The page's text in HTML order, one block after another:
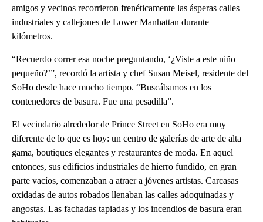
amigos y vecinos recorrieron frenéticamente las ásperas calles
industriales y callejones de Lower Manhattan durante
kilómetros.
“Recuerdo correr esa noche preguntando, ‘¿Viste a este niño
pequeño?’”, recordó la artista y chef Susan Meisel, residente del
SoHo desde hace mucho tiempo. “Buscábamos en los
contenedores de basura. Fue una pesadilla”.
El vecindario alrededor de Prince Street en SoHo era muy
diferente de lo que es hoy: un centro de galerías de arte de alta
gama, boutiques elegantes y restaurantes de moda. En aquel
entonces, sus edificios industriales de hierro fundido, en gran
parte vacíos, comenzaban a atraer a jóvenes artistas. Carcasas
oxidadas de autos robados llenaban las calles adoquinadas y
angostas. Las fachadas tapiadas y los incendios de basura eran